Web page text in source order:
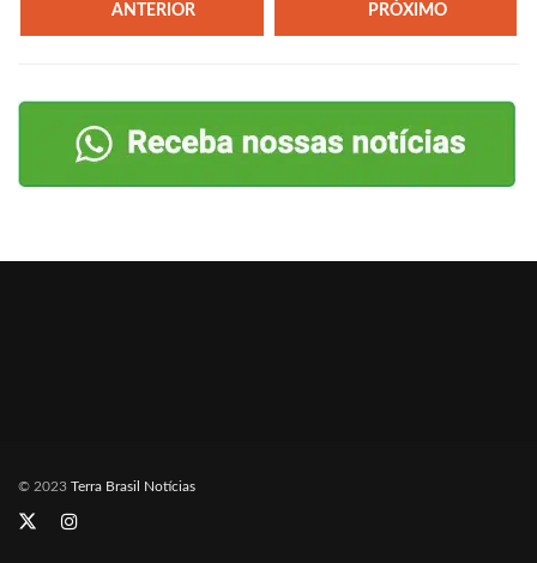
ANTERIOR PRÓXIMO
© 2023 Terra Brasil Notícias